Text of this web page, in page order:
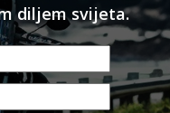
diljem svijeta.